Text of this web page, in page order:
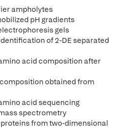
ampholytes
pH gradients
gels
of 2-DE separated
acid composition after
obtained from
acid sequencing
spectrometry
from two-dimensional